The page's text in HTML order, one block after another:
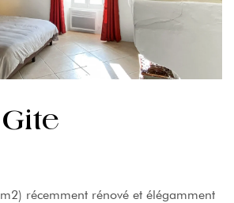
récemment rénové et élégamment